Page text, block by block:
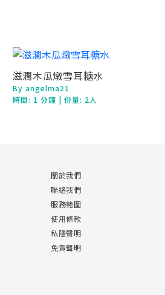
滋潤木瓜燉雪耳糖水
By angelma21
時間: 1 分鐘 | 份量: 2人
關於我們
聯絡我們
服務範圍
使用條款
私隱聲明
免責聲明